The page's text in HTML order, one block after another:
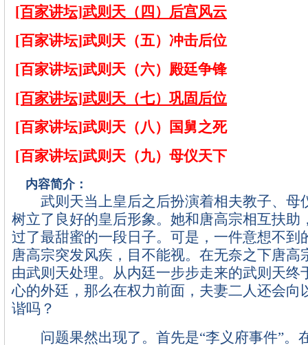
[百家讲坛]武则天（四）后宫风云
[百家讲坛]武则天（五）冲击后位
[百家讲坛]武则天（六）殿廷争锋
[百家讲坛]武则天（七）巩固后位
[百家讲坛]武则天（八）国舅之死
[百家讲坛]武则天（九）母仪天下
内容简介：
武则天当上皇后之后扮演着相夫教子、母
树立了良好的皇后形象。她和唐高宗相互扶助
过了最甜蜜的一段日子。可是，一件意想不到
唐高宗突发风疾，目不能视。在无奈之下唐高
由武则天处理。从内廷一步步走来的武则天终
心的外廷，那么在权力前面，夫妻二人还会向
谐吗？
问题果然出现了。首先是“李义府事件”。